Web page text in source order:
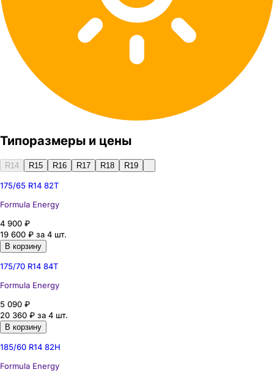
Типоразмеры и цены
R14 R15 R16 R17 R18 R19
175/65 R14 82T
Formula Energy
4 900 ₽
19 600 ₽ за 4 шт.
В корзину
175/70 R14 84T
Formula Energy
5 090 ₽
20 360 ₽ за 4 шт.
В корзину
185/60 R14 82H
Formula Energy